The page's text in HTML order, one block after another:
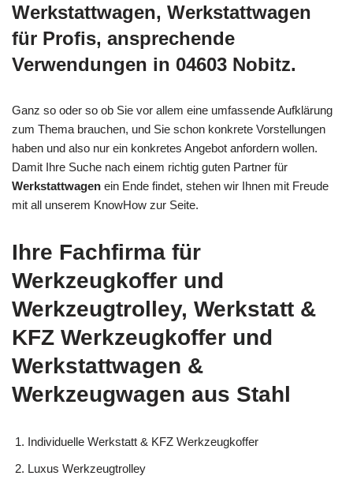
Werkstattwagen, Werkstattwagen
für Profis, ansprechende
Verwendungen in 04603 Nobitz.
Ganz so oder so ob Sie vor allem eine umfassende Aufklärung
zum Thema brauchen, und Sie schon konkrete Vorstellungen
haben und also nur ein konkretes Angebot anfordern wollen.
Damit Ihre Suche nach einem richtig guten Partner für
Werkstattwagen ein Ende findet, stehen wir Ihnen mit Freude
mit all unserem KnowHow zur Seite.
Ihre Fachfirma für
Werkzeugkoffer und
Werkzeugtrolley, Werkstatt &
KFZ Werkzeugkoffer und
Werkstattwagen &
Werkzeugwagen aus Stahl
Individuelle Werkstatt & KFZ Werkzeugkoffer
Luxus Werkzeugtrolley